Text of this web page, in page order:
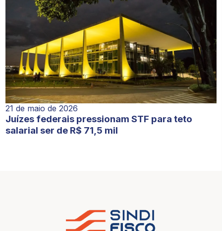
21 de maio de 2026
Juízes federais pressionam STF para teto
salarial ser de R$ 71,5 mil